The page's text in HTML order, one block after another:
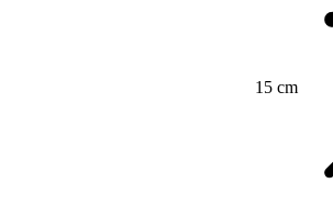
15 cm